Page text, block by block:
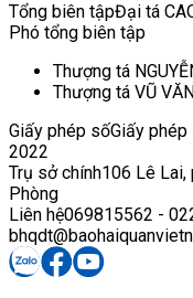
Tổng biên tậpĐại tá
Phó tổng biên tập
Thượng tá
Thượng tá VŨ
Giấy phép sốGiấy
2022
Trụ sở chính106 Lê Lai,
Phòng
Liên hệ069815562 -